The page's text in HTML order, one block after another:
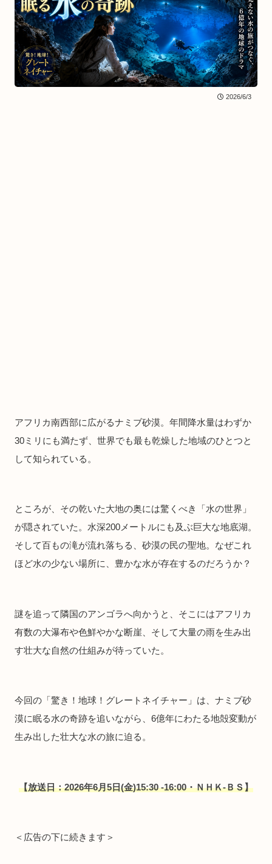
2026/6/3
アフリカ南西部に広がるナミブ砂漠。年間降水量はわずか
30ミリにも満たず、世界でも最も乾燥した地域のひとつと
して知られている。
ところが、その乾いた大地の奥には驚くべき「水の世界」
が隠されていた。水深200メートルにも及ぶ巨大な地底湖。
そして百もの滝が流れ落ちる、砂漠の民の聖地。なぜこれ
ほど水の少ない場所に、豊かな水が存在するのだろうか？
謎を追って隣国のアンゴラへ向かうと、そこにはアフリカ
有数の大瀑布や色鮮やかな断崖、そして大量の雨を生み出
す壮大な自然の仕組みが待っていた。
今回の「驚き！地球！グレートネイチャー」は、ナミブ砂
漠に眠る水の奇跡を追いながら、6億年にわたる地殻変動が
生み出した壮大な水の旅に迫る。
【放送日：2026年6月5日(金)15:30 -16:00・ＮＨＫ-ＢＳ】
＜広告の下に続きます＞